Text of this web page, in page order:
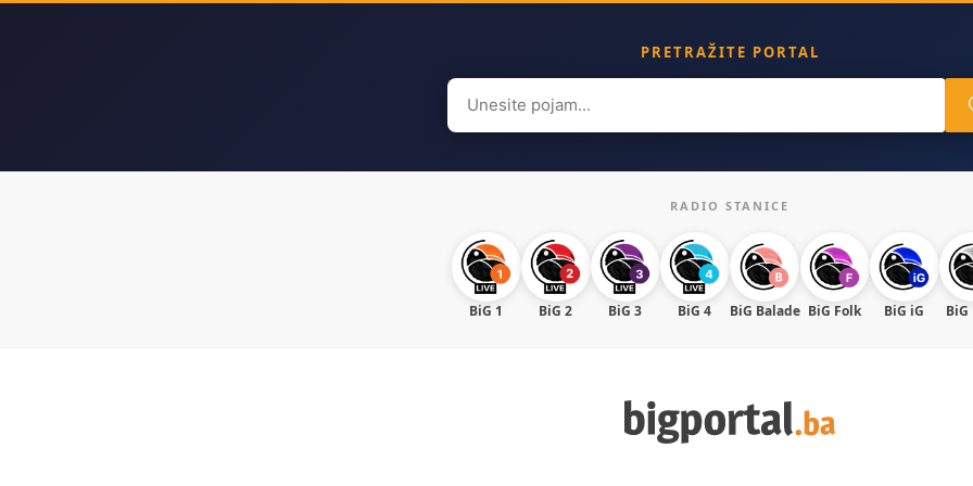
PRETRAŽITE PORTAL
Search
for:
RADIO STANICE
BiG 1 BiG 2 BiG 3 BiG 4 BiG Balade BiG Folk BiG iG BiG